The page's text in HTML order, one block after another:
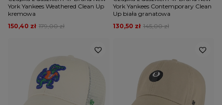
York Yankees Weathered Clean Up
kremowa
179,00 zł
150,40 zł
York Yankees Contemporary Clean
Up biała granatowa
145,00 zł
130,50 zł